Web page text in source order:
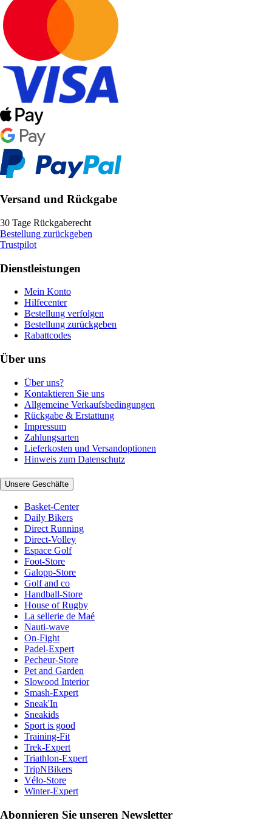
Versand und Rückgabe
30 Tage Rückgaberecht
Bestellung zurückgeben
Trustpilot
Dienstleistungen
Mein Konto
Hilfecenter
Bestellung verfolgen
Bestellung zurückgeben
Rabattcodes
Über uns
Über uns?
Kontaktieren Sie uns
Allgemeine Verkaufsbedingungen
Rückgabe & Erstattung
Impressum
Zahlungsarten
Lieferkosten und Versandoptionen
Hinweis zum Datenschutz
Unsere Geschäfte
Basket-Center
Daily Bikers
Direct Running
Direct-Volley
Espace Golf
Foot-Store
Galopp-Store
Golf and co
Handball-Store
House of Rugby
La sellerie de Maé
Nauti-wave
On-Fight
Padel-Expert
Pecheur-Store
Pet and Garden
Slowood Interior
Smash-Expert
Sneak'In
Sneakids
Sport is good
Training-Fit
Trek-Expert
Triathlon-Expert
TripNBikers
Vélo-Store
Winter-Expert
Abonnieren Sie unseren Newsletter